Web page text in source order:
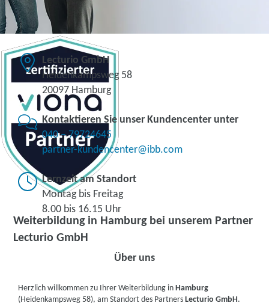
Weiterbildung in Hamburg bei unserem Partner
Lecturio GmbH
Lecturio GmbH
Heidenkampsweg 58
20097 Hamburg
Kontaktieren Sie unser Kundencenter unter
040 – 79724645
partner-kundencenter@ibb.com
Lernzeit am Standort
Montag bis Freitag
8.00 bis 16.15 Uhr
Über uns
Herzlich willkommen zu Ihrer Weiterbildung inHamburg
(Heidenkampsweg 58), am Standort des PartnersLecturio GmbH.